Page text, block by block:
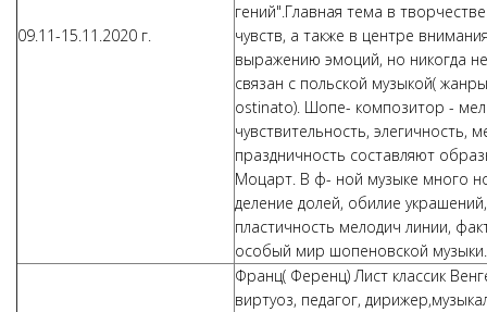
09.11-15.11.2020 г.
гений".Главная тема в
чувств, а также в центре
выражению эмоций, но никогда
связан с польской музыкой(
ostinato). Шопе- композитор -
чувствительность, элегичность,
праздничность составляют
Моцарт. В ф- ной музыке много
деление долей, обилие
пластичность мелодич линии,
особый мир шопеновской
Франц( Ференц) Лист классик
виртуоз, педагог,